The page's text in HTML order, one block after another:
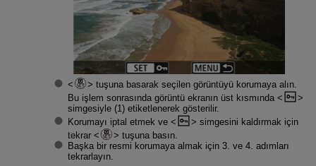
tuşuna basarak seçilen görüntüyü korumaya alın.
Bu işlem sonrasında görüntü ekranın üst kısmında
simgesiyle (1) etiketlenerek gösterilir.
Korumayı iptal etmek ve
simgesini kaldırmak için
tekrar
tuşuna basın.
Başka bir resmi korumaya almak için 3. ve 4. adımları
tekrarlayın.